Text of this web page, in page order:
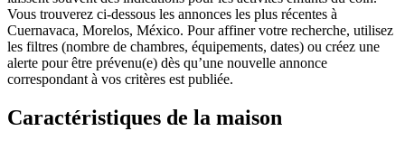
Vous trouverez ci-dessous les annonces les plus récentes à
Cuernavaca, Morelos, México. Pour affiner votre recherche, utilisez
les filtres (nombre de chambres, équipements, dates) ou créez une
alerte pour être prévenu(e) dès qu’une nouvelle annonce
correspondant à vos critères est publiée.
Caractéristiques de la maison